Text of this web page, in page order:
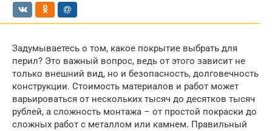
Задумываетесь о том, какое покрытие выбрать для
перил? Это важный вопрос, ведь от этого зависит не
только внешний вид, но и безопасность, долговечность
конструкции. Стоимость материалов и работ может
варьироваться от нескольких тысяч до десятков тысяч
рублей, а сложность монтажа – от простой покраски до
сложных работ с металлом или камнем. Правильный